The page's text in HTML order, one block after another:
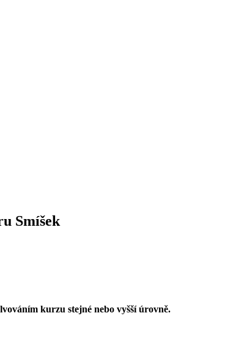
Smíšek
kurzu stejné nebo vyšší úrovně.